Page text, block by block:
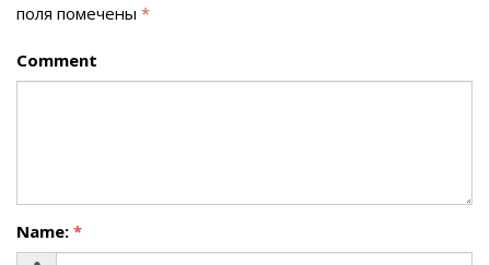
поля помечены *
Comment
Name: *